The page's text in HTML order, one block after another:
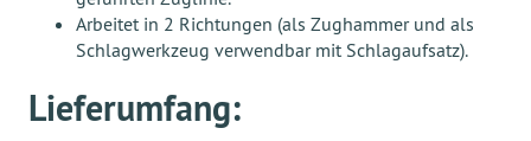
Arbeitet in 2 Richtungen (als Zughammer und als
Schlagwerkzeug verwendbar mit Schlagaufsatz).
Lieferumfang: